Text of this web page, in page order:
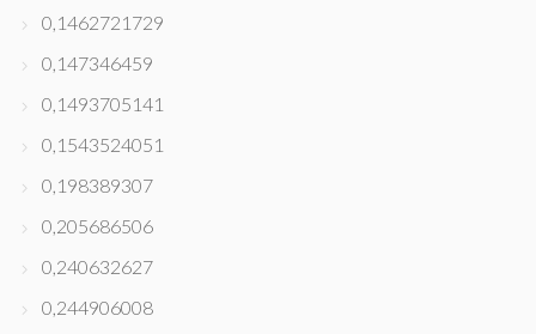
0,1462721729
0,147346459
0,1493705141
0,1543524051
0,198389307
0,205686506
0,240632627
0,244906008